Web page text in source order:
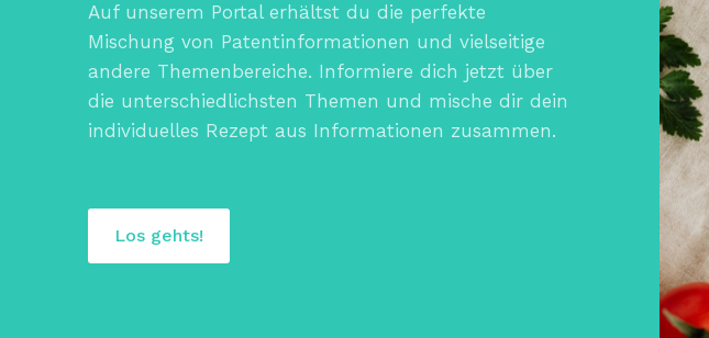
Auf unserem Portal erhältst du die perfekte
Mischung von Patentinformationen und vielseitige
andere Themenbereiche. Informiere dich jetzt über
die unterschiedlichsten Themen und mische dir dein
individuelles Rezept aus Informationen zusammen.
Los gehts!